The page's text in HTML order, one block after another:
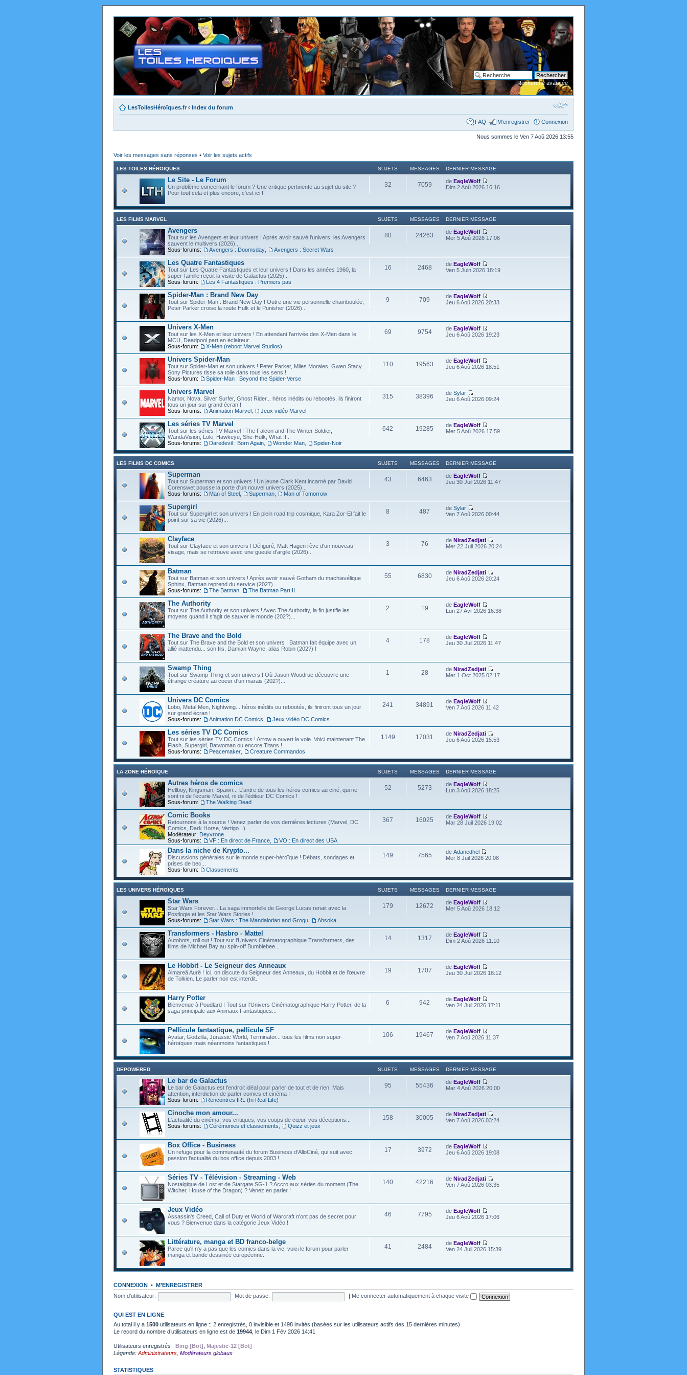
Recherche avancée
LesToilesHéroïques.fr ‹ Index du forum
FAQ M’enregistrer Connexion
Nous sommes le Ven 7 Aoû 2026 13:55
Voir les messages sans réponses • Voir les sujets actifs
LES TOILES HÉROÏQUES SUJETS MESSAGES DERNIER MESSAGE
Le Site - Le Forum
Un problème concernant le forum ? Une critique pertinente au sujet du site ?
Pour tout cela et plus encore, c'est ici !
32 7059 deEagleWolf
Dim 2 Aoû 2026 16:16
LES FILMS MARVEL SUJETS MESSAGES DERNIER MESSAGE
Avengers
Tout sur les Avengers et leur univers ! Après avoir sauvé l'univers, les Avengers
sauvent le multivers (2026)...
Sous-forums:
Avengers : Doomsday Avengers : Secret Wars
80 24263 deEagleWolf
Mer 5 Aoû 2026 17:06
Les Quatre Fantastiques
Tout sur Les Quatre Fantastiques et leur univers ! Dans les années 1960, la
super-famille reçoit la visite de Galactus (2025)...
Sous-forum:
Les 4 Fantastiques : Premiers pas
16 2468 deEagleWolf
Ven 5 Juin 2026 18:19
Spider-Man : Brand New Day
Tout sur Spider-Man : Brand New Day ! Outre une vie personnelle chamboulée,
Peter Parker croise la route Hulk et le Punisher (2026)...
9 709 deEagleWolf
Jeu 6 Aoû 2026 20:33
Univers X-Men
Tout sur les X-Men et leur univers ! En attendant l'arrivée des X-Men dans le
MCU, Deadpool part en éclaireur...
Sous-forum:
X-Men (reboot Marvel Studios)
69 9754 deEagleWolf
Jeu 6 Aoû 2026 19:23
Univers Spider-Man
Tout sur Spider-Man et son univers ! Peter Parker, Miles Morales, Gwen Stacy...
Sony Pictures tisse sa toile dans tous les sens !
Sous-forum:
Spider-Man : Beyond the Spider-Verse
110 19563 deEagleWolf
Jeu 6 Aoû 2026 18:51
Univers Marvel
Namor, Nova, Silver Surfer, Ghost Rider... héros inédits ou rebootés, ils finiront
tous un jour sur grand écran !
Sous-forums:
Animation Marvel Jeux vidéo Marvel
315 38396 deSylar
Jeu 6 Aoû 2026 09:24
Les séries TV Marvel
Tout sur les séries TV Marvel ! The Falcon and The Winter Soldier,
WandaVision, Loki, Hawkeye, She-Hulk, What If...
Sous-forums:
Daredevil : Born Again Wonder Man Spider-Noir
642 19285 deEagleWolf
Mer 5 Aoû 2026 17:59
LES FILMS DC COMICS SUJETS MESSAGES DERNIER MESSAGE
Superman
Tout sur Superman et son univers ! Un jeune Clark Kent incarné par David
Corenswet pousse la porte d'un nouvel univers (2025)...
Sous-forums:
Man of Steel Superman Man of Tomorrow
43 6463 deEagleWolf
Jeu 30 Juil 2026 11:47
Supergirl
Tout sur Supergirl et son univers ! En plein road trip cosmique, Kara Zor-El fait le
point sur sa vie (2026)...
8 487 deSylar
Ven 7 Aoû 2026 00:44
Clayface
Tout sur Clayface et son univers ! Défiguré, Matt Hagen rêve d'un nouveau
visage, mais se retrouve avec une gueule d'argile (2026)...
3 76 deNiradZedjati
Mer 22 Juil 2026 20:24
Batman
Tout sur Batman et son univers ! Après avoir sauvé Gotham du machiavélique
Sphinx, Batman reprend du service (2027)...
Sous-forums:
The Batman The Batman Part II
55 6830 deNiradZedjati
Jeu 6 Aoû 2026 20:24
The Authority
Tout sur The Authority et son univers ! Avec The Authority, la fin justifie les
moyens quand il s'agit de sauver le monde (202?)...
2 19 deEagleWolf
Lun 27 Avr 2026 16:38
The Brave and the Bold
Tout sur The Brave and the Bold et son univers ! Batman fait équipe avec un
allié inattendu... son fils, Damian Wayne, alias Robin (202?) !
4 178 deEagleWolf
Jeu 30 Juil 2026 11:47
Swamp Thing
Tout sur Swamp Thing et son univers ! Où Jason Woodrue découvre une
étrange créature au coeur d'un marais (202?)...
1 28 deNiradZedjati
Mer 1 Oct 2025 02:17
Univers DC Comics
Lobo, Metal Men, Nightwing... héros inédits ou rebootés, ils finiront tous un jour
sur grand écran !
Sous-forums:
Animation DC Comics Jeux vidéo DC Comics
241 34891 deEagleWolf
Ven 7 Aoû 2026 11:42
Les séries TV DC Comics
Tout sur les séries TV DC Comics ! Arrow a ouvert la voie. Voici maintenant The
Flash, Supergirl, Batwoman ou encore Titans !
Sous-forums:
Peacemaker Creature Commandos
1149 17031 deNiradZedjati
Jeu 6 Aoû 2026 15:53
LA ZONE HÉROÏQUE SUJETS MESSAGES DERNIER MESSAGE
Autres héros de comics
Hellboy, Kingsman, Spawn... L'antre de tous les héros comics au ciné, qui ne
sont ni de l'écurie Marvel, ni de l'éditeur DC Comics !
Sous-forum:
The Walking Dead
52 5273 deEagleWolf
Lun 3 Aoû 2026 18:25
Comic Books
Retournons à la source ! Venez parler de vos dernières lectures (Marvel, DC
Comics, Dark Horse, Vertigo...).
Modérateur: Deyvrone
Sous-forums:
VF : En direct de France VO : En direct des USA
367 16025 deEagleWolf
Mar 28 Juil 2026 19:02
Dans la niche de Krypto...
Discussions générales sur le monde super-héroïque ! Débats, sondages et
prises de bec...
Sous-forum:
Classements
149 7565 deAdanedhel
Mer 8 Juil 2026 20:08
LES UNIVERS HÉROÏQUES SUJETS MESSAGES DERNIER MESSAGE
Star Wars
Star Wars Forever... La saga immortelle de George Lucas renait avec la
Postlogie et les Star Wars Stories !
Sous-forums:
Star Wars : The Mandalorian and Grogu Ahsoka
179 12672 deEagleWolf
Mer 5 Aoû 2026 18:12
Transformers - Hasbro - Mattel
Autobots, roll out ! Tout sur l'Univers Cinématographique Transformers, des
films de Michael Bay au spin-off Bumblebee...
14 1317 deEagleWolf
Dim 2 Aoû 2026 11:10
Le Hobbit - Le Seigneur des Anneaux
Almareä Aurë ! Ici, on discute du Seigneur des Anneaux, du Hobbit et de l’œuvre
de Tolkien. Le parler noir est interdit.
19 1707 deEagleWolf
Jeu 30 Juil 2026 18:12
Harry Potter
Bienvenue à Poudlard ! Tout sur l'Univers Cinématographique Harry Potter, de la
saga principale aux Animaux Fantastiques...
6 942 deEagleWolf
Ven 24 Juil 2026 17:11
Pellicule fantastique, pellicule SF
Avatar, Godzilla, Jurassic World, Terminator... tous les films non super-
héroïques mais néanmoins fantastiques !
106 19467 deEagleWolf
Ven 7 Aoû 2026 11:37
DEPOWERED SUJETS MESSAGES DERNIER MESSAGE
Le bar de Galactus
Le bar de Galactus est l'endroit idéal pour parler de tout et de rien. Mais
attention, interdiction de parler comics et cinéma !
Sous-forum:
Rencontres IRL (In Real Life)
95 55436 deEagleWolf
Mar 4 Aoû 2026 20:00
Cinoche mon amour...
L'actualité du cinéma, vos critiques, vos coups de cœur, vos déceptions...
Sous-forums:
Cérémonies et classements Quizz et jeux
158 30005 deNiradZedjati
Ven 7 Aoû 2026 03:24
Box Office - Business
Un refuge pour la communauté du forum Business d'AlloCiné, qui suit avec
passion l'actualité du box office depuis 2003 !
17 3972 deEagleWolf
Jeu 6 Aoû 2026 19:08
Séries TV - Télévision - Streaming - Web
Nostalgique de Lost et de Stargate SG-1 ? Accro aux séries du moment (The
Witcher, House of the Dragon) ? Venez en parler !
140 42216 deNiradZedjati
Ven 7 Aoû 2026 03:35
Jeux Vidéo
Assassin's Creed, Call of Duty et World of Warcraft n'ont pas de secret pour
vous ? Bienvenue dans la catégorie Jeux Vidéo !
46 7795 deEagleWolf
Jeu 6 Aoû 2026 17:06
Littérature, manga et BD franco-belge
Parce qu'il n'y a pas que les comics dans la vie, voici le forum pour parler
manga et bande dessinée européenne.
41 2484 deEagleWolf
Ven 24 Juil 2026 15:39
CONNEXION • M’ENREGISTRER
Nom d’utilisateur:
Mot de passe: Me connecter automatiquement à chaque visite
QUI EST EN LIGNE
Au total il y a 1500 utilisateurs en ligne :: 2 enregistrés, 0 invisible et 1498 invités (basées sur les utilisateurs actifs des 15 dernières minutes)
Le record du nombre d’utilisateurs en ligne est de 19944 , le Dim 1 Fév 2026 14:41
Utilisateurs enregistrés : Bing [Bot] Majestic-12 [Bot]
Légende: Administrateurs Modérateurs globaux
STATISTIQUES